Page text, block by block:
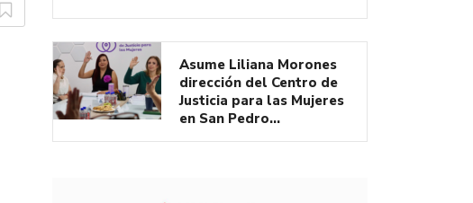
Asume Liliana Morones
dirección del Centro de
Justicia para las Mujeres
en San Pedro…